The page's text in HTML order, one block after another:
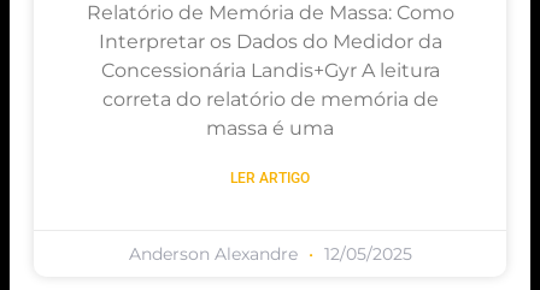
Relatório de Memória de Massa: Como
Interpretar os Dados do Medidor da
Concessionária Landis+Gyr A leitura
correta do relatório de memória de
massa é uma
LER ARTIGO
Anderson Alexandre 12/05/2025